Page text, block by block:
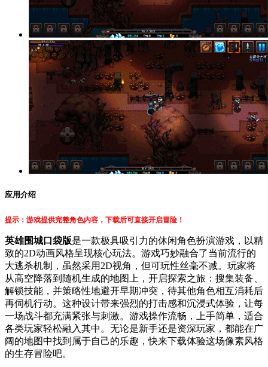
应用介绍
提示：游戏提供完整角色内容，下载后可直接开启冒险！
英雄围城口袋版是一款极具吸引力的休闲角色扮演游戏，以精
致的2D动画风格呈现核心玩法。游戏巧妙融合了当前流行的
大逃杀机制，虽然采用2D视角，但可玩性丝毫不减。玩家将
从高空降落到随机生成的地图上，开启探索之旅：搜集装备、
解锁技能，并策略性地避开早期冲突，待其他角色相互消耗后
再伺机行动。这种设计带来强烈的打击感和沉浸式体验，让每
一场战斗都充满紧张与刺激。游戏操作流畅，上手简单，适合
各类玩家轻松融入其中。无论是新手还是资深玩家，都能在广
阔的地图中找到属于自己的乐趣，快来下载体验这场像素风格
的生存冒险吧。